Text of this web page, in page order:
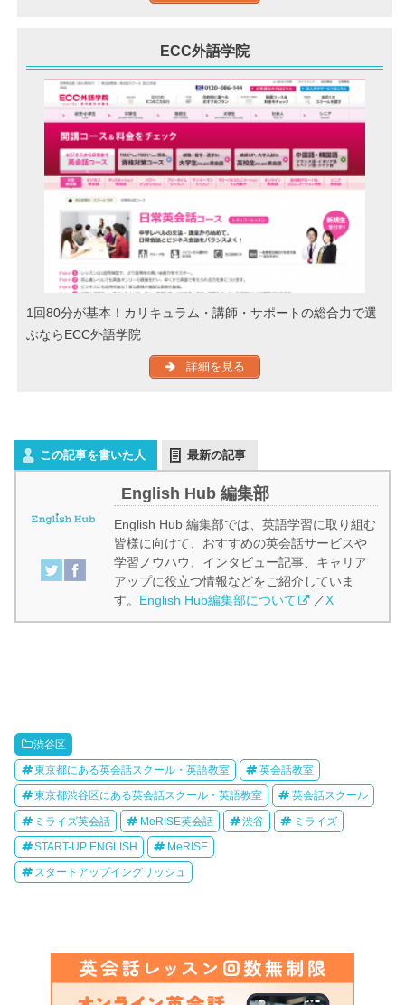
ECC外語学院
1回80分が基本！カリキュラム・講師・サポートの総合力で選
ぶならECC外語学院
詳細を見る
この記事を書いた人 最新の記事
English Hub 編集部
English Hub 編集部では、英語学習に取り組む
皆様に向けて、おすすめの英会話サービスや
学習ノウハウ、インタビュー記事、キャリア
アップに役立つ情報などをご紹介していま
す。 English Hub編集部について ／X
渋谷区
東京都にある英会話スクール・英語教室 英会話教室
東京都渋谷区にある英会話スクール・英語教室 英会話スクール
ミライズ英会話 MeRISE英会話 渋谷 ミライズ
START-UP ENGLISH MeRISE
スタートアップイングリッシュ